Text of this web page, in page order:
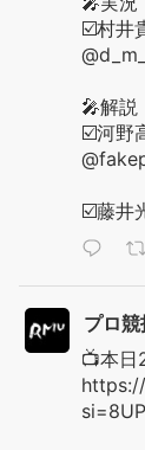
☑️村井
🎤解説
☑️河野
☑️藤井
プロ
📺本日